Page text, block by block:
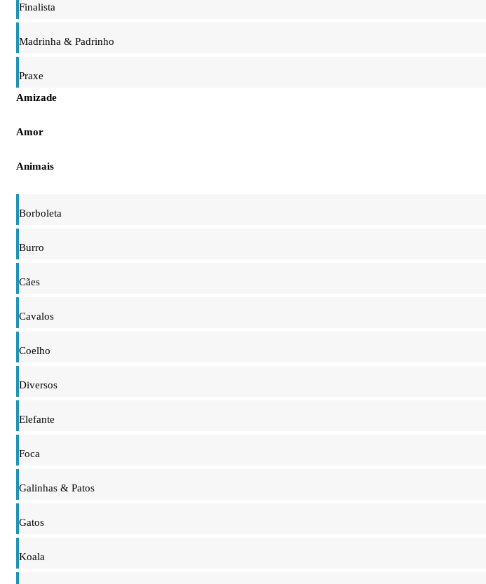
Finalista
Madrinha & Padrinho
Praxe
Amizade
Amor
Animais
Borboleta
Burro
Cães
Cavalos
Coelho
Diversos
Elefante
Foca
Galinhas & Patos
Gatos
Koala